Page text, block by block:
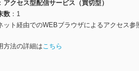
アクセス型配信サービス（買切型）
数
1
ット経由でのWEBブラウザによるアクセス参
方法の詳細はこちら